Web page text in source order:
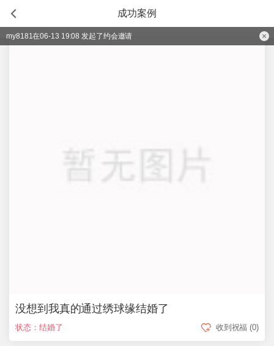
成功案例
没想到我真的通过绣球缘结婚了
状态：结婚了 收到祝福(0)
my8181在06-13 19:08 发起了约会邀请